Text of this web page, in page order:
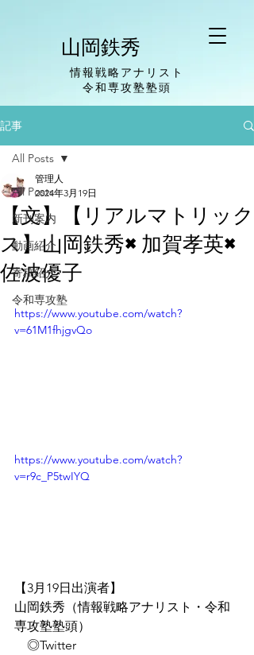
山岡鉄秀
情報戦略アナリスト
​令和専攻塾塾頭
記事
All Posts
新刊案内
動画紹介
寄稿紹介
令和専攻塾
All Posts
【文】【リアルマトリック
ス】山岡鉄秀×加賀孝英×
佐波優子
管理人
2024年3月19日
https://www.youtube.com/watch?
v=61M1fhjgvQo
https://www.youtube.com/watch?
v=r9c_P5twIYQ
【3月19日出演者】
山岡鉄秀（情報戦略アナリスト・令和
専攻塾塾頭）
◎Twitter